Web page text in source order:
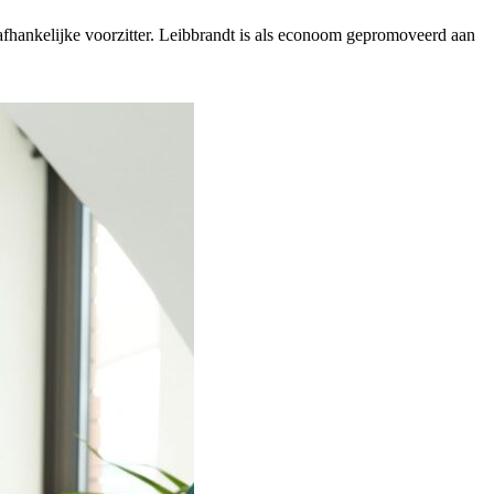
voorzitter. Leibbrandt is als econoom gepromoveerd aan